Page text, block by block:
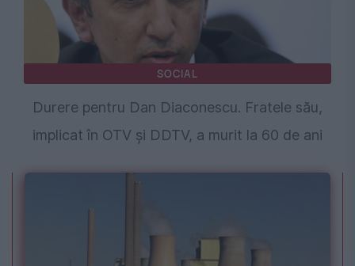
SOCIAL
Durere pentru Dan Diaconescu. Fratele său,
implicat în OTV și DDTV, a murit la 60 de ani